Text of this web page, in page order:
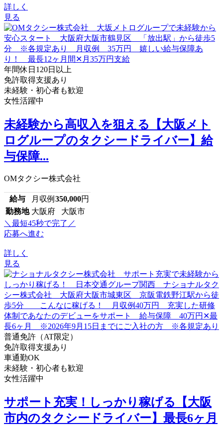
詳しく
見る
年間休日120日以上
免許取得支援あり
未経験・初心者も歓迎
女性活躍中
未経験から高収入を狙える【大阪メト
ログループのタクシードライバー】給
与保障...
OMタクシー株式会社
給与 月収例 350,000円
勤務地 大阪府 大阪市
＼最短45秒で完了／
応募へ進む
詳しく
見る
普通免許（AT限定）
免許取得支援あり
車通勤OK
未経験・初心者も歓迎
女性活躍中
サポート充実！しっかり稼げる【大阪
市内のタクシードライバー】最長6ヶ月